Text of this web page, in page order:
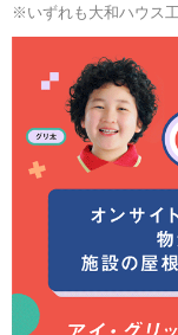
※いずれも大和ハウス